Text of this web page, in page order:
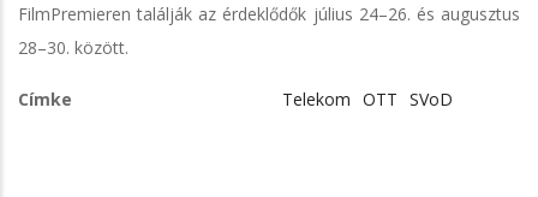
FilmPremieren találják az érdeklődők július 24–26. és augusztus
28–30. között.
Címke Telekom OTT SVoD